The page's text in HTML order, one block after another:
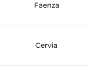
Faenza
Cervia